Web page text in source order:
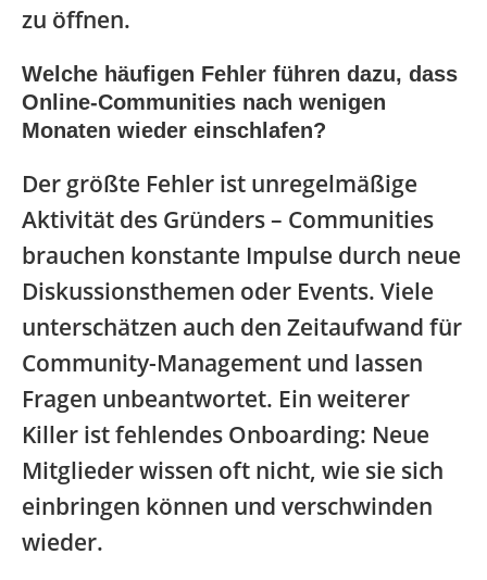
zu öffnen.
Welche häufigen Fehler führen dazu, dass
Online-Communities nach wenigen
Monaten wieder einschlafen?
Der größte Fehler ist unregelmäßige
Aktivität des Gründers – Communities
brauchen konstante Impulse durch neue
Diskussionsthemen oder Events. Viele
unterschätzen auch den Zeitaufwand für
Community-Management und lassen
Fragen unbeantwortet. Ein weiterer
Killer ist fehlendes Onboarding: Neue
Mitglieder wissen oft nicht, wie sie sich
einbringen können und verschwinden
wieder.